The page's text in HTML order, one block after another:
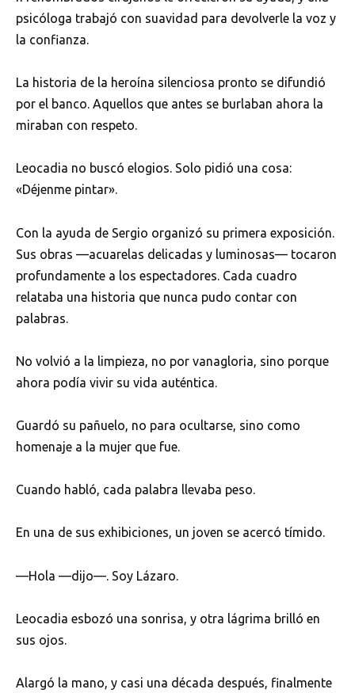
psicóloga trabajó con suavidad para devolverle la voz y
la confianza.
La historia de la heroína silenciosa pronto se difundió
por el banco. Aquellos que antes se burlaban ahora la
miraban con respeto.
Leocadia no buscó elogios. Solo pidió una cosa:
«Déjenme pintar».
Con la ayuda de Sergio organizó su primera exposición.
Sus obras —acuarelas delicadas y luminosas— tocaron
profundamente a los espectadores. Cada cuadro
relataba una historia que nunca pudo contar con
palabras.
No volvió a la limpieza, no por vanagloria, sino porque
ahora podía vivir su vida auténtica.
Guardó su pañuelo, no para ocultarse, sino como
homenaje a la mujer que fue.
Cuando habló, cada palabra llevaba peso.
En una de sus exhibiciones, un joven se acercó tímido.
—Hola —dijo—. Soy Lázaro.
Leocadia esbozó una sonrisa, y otra lágrima brilló en
sus ojos.
Alargó la mano, y casi una década después, finalmente